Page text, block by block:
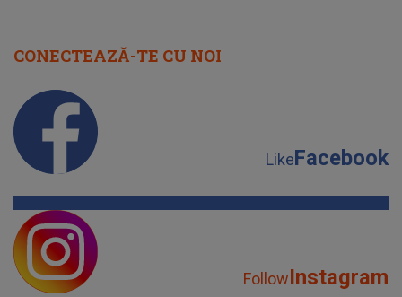
CONECTEAZĂ-TE CU NOI
LikeFacebook
FollowInstagram